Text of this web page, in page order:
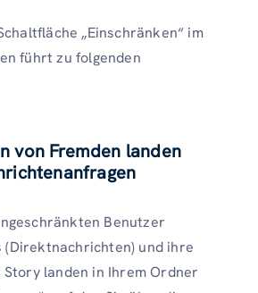
„Einschränken“ im
führt zu folgenden
von Fremden landen
Benutzer
(Direktnachrichten) und ihre
landen in Ihrem Ordner